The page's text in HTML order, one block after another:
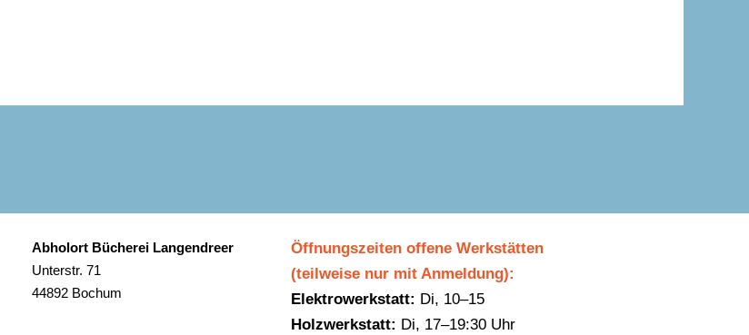
Abholort Bücherei Langendreer
Unterstr. 71
44892 Bochum
Öffnungszeiten offene Werkstätten
(teilweise nur mit Anmeldung):
Elektrowerkstatt: Di, 10–15
Holzwerkstatt: Di, 17–19:30 Uhr